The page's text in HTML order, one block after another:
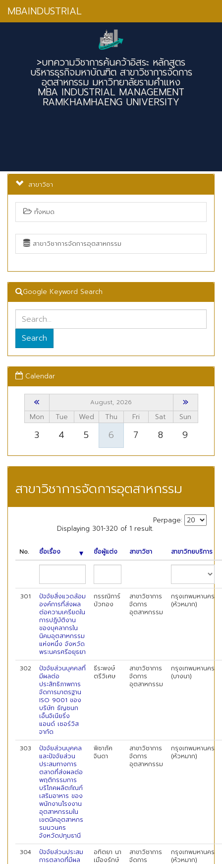
MBAINDUSTRIAL
>บทความวิชาการค้นคว้าอิสระ หลักสูตร
บริหารธุรกิจมหาบัณฑิต สาขาวิชาการจัดการ
อุตสาหกรรม มหาวิทยาลัยรามคำแหง
MBA INDUSTRIAL MANAGEMENT
RAMKHAMHAENG UNIVERSITY
สาขาวิชา
ทั้งหมด
สาขาวิชาการจัดการอุตสาหกรรม
Google Keyword Search
Search
Calendar
« August, 2026 »
Mon Tue Wed Thu Fri Sat Sun
3 4 5 6 7 8 9
สาขาวิชาการจัดการอุตสาหกรรม
Perpage:
Displaying 301-320 of 1 result.
No. ชื่อเรื่อง ชื่อผู้แต่ง สาขาวิชา สาขาวิทยบริการ
301
ปัจจัยสิ่งแวดล้อม
องค์การที่ส่งผล
ต่อความเครียดใน
การปฎิบัติงาน
ของบุคลากรใน
นิคมอุตสาหกรรม
แห่งหนึ่ง จังหวัด
พระนครศรีอยุธยา
กรรณิการ์
บัวทอง
สาขาวิชาการ
จัดการ
อุตสาหกรรม
กรุงเทพมหานคร
(หัวหมาก)
302
ปัจจัยส่วนบุคคลที่
มีผลต่อ
ประสิทธิภาพการ
จัดการมาตรฐาน
ISO 9001 ของ
บริษัท ธัญชนก
เอ็นจิเนียริ่ง
แอนด์ เซอร์วิส
จากัด
ธีระพงษ์
ตรีวิเศษ
สาขาวิชาการ
จัดการ
อุตสาหกรรม
กรุงเทพมหานคร
(บางนา)
303
ปัจจัยส่วนบุคคล
และปัจจัยส่วน
ประสมทางการ
ตลาดที่ส่งผลต่อ
พฤติกรรมการ
บริโภคผลิตภัณฑ์
เสริมอาหาร ของ
พนักงานโรงงาน
อุตสาหกรรมใน
เขตนิคอุตสาหกร
รมนวนคร
จังหวัดปทุมธานี
พิชาภัค
จินดา
สาขาวิชาการ
จัดการ
อุตสาหกรรม
กรุงเทพมหานคร
(หัวหมาก)
304
ปัจจัยส่วนประสม
การตลาดที่มีผล
อทิตยา นา
เมืองรักษ์
สาขาวิชาการ
จัดการ
กรุงเทพมหานคร
(หัวหมาก)